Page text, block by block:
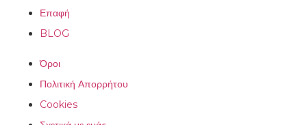
Επαφή
BLOG
Όροι
Πολιτική Απορρήτου
Cookies